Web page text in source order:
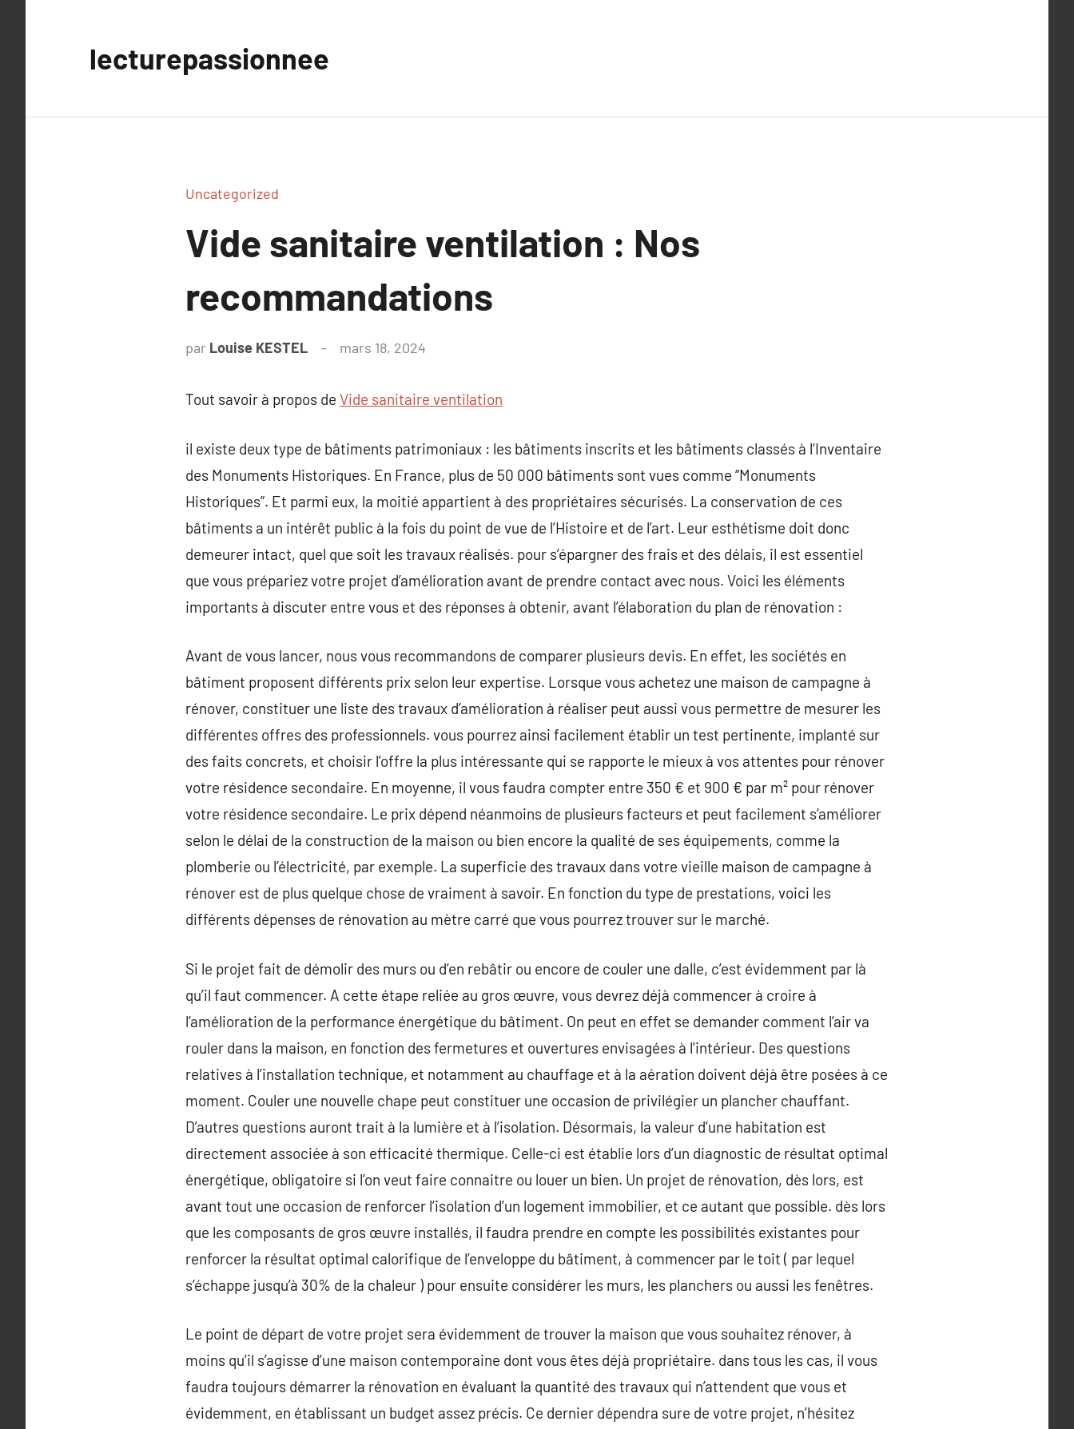
lecturepassionnee
Uncategorized
Vide sanitaire ventilation : Nos
recommandations
par Louise KESTEL mars 18, 2024
Tout savoir à propos de Vide sanitaire ventilation
il existe deux type de bâtiments patrimoniaux : les bâtiments inscrits et les bâtiments classés à l’Inventaire
des Monuments Historiques. En France, plus de 50 000 bâtiments sont vues comme “Monuments
Historiques”. Et parmi eux, la moitié appartient à des propriétaires sécurisés. La conservation de ces
bâtiments a un intérêt public à la fois du point de vue de l’Histoire et de l’art. Leur esthétisme doit donc
demeurer intact, quel que soit les travaux réalisés. pour s’épargner des frais et des délais, il est essentiel
que vous prépariez votre projet d’amélioration avant de prendre contact avec nous. Voici les éléments
importants à discuter entre vous et des réponses à obtenir, avant l’élaboration du plan de rénovation :
Avant de vous lancer, nous vous recommandons de comparer plusieurs devis. En effet, les sociétés en
bâtiment proposent différents prix selon leur expertise. Lorsque vous achetez une maison de campagne à
rénover, constituer une liste des travaux d’amélioration à réaliser peut aussi vous permettre de mesurer les
différentes offres des professionnels. vous pourrez ainsi facilement établir un test pertinente, implanté sur
des faits concrets, et choisir l’offre la plus intéressante qui se rapporte le mieux à vos attentes pour rénover
votre résidence secondaire. En moyenne, il vous faudra compter entre 350 € et 900 € par m² pour rénover
votre résidence secondaire. Le prix dépend néanmoins de plusieurs facteurs et peut facilement s’améliorer
selon le délai de la construction de la maison ou bien encore la qualité de ses équipements, comme la
plomberie ou l’électricité, par exemple. La superficie des travaux dans votre vieille maison de campagne à
rénover est de plus quelque chose de vraiment à savoir. En fonction du type de prestations, voici les
différents dépenses de rénovation au mètre carré que vous pourrez trouver sur le marché.
Si le projet fait de démolir des murs ou d’en rebâtir ou encore de couler une dalle, c’est évidemment par là
qu’il faut commencer. A cette étape reliée au gros œuvre, vous devrez déjà commencer à croire à
l’amélioration de la performance énergétique du bâtiment. On peut en effet se demander comment l’air va
rouler dans la maison, en fonction des fermetures et ouvertures envisagées à l’intérieur. Des questions
relatives à l’installation technique, et notamment au chauffage et à la aération doivent déjà être posées à ce
moment. Couler une nouvelle chape peut constituer une occasion de privilégier un plancher chauffant.
D’autres questions auront trait à la lumière et à l’isolation. Désormais, la valeur d’une habitation est
directement associée à son efficacité thermique. Celle-ci est établie lors d’un diagnostic de résultat optimal
énergétique, obligatoire si l’on veut faire connaitre ou louer un bien. Un projet de rénovation, dès lors, est
avant tout une occasion de renforcer l’isolation d’un logement immobilier, et ce autant que possible. dès lors
que les composants de gros œuvre installés, il faudra prendre en compte les possibilités existantes pour
renforcer la résultat optimal calorifique de l’enveloppe du bâtiment, à commencer par le toit ( par lequel
s’échappe jusqu’à 30% de la chaleur ) pour ensuite considérer les murs, les planchers ou aussi les fenêtres.
Le point de départ de votre projet sera évidemment de trouver la maison que vous souhaitez rénover, à
moins qu’il s’agisse d’une maison contemporaine dont vous êtes déjà propriétaire. dans tous les cas, il vous
faudra toujours démarrer la rénovation en évaluant la quantité des travaux qui n’attendent que vous et
évidemment, en établissant un budget assez précis. Ce dernier dépendra sure de votre projet, n’hésitez